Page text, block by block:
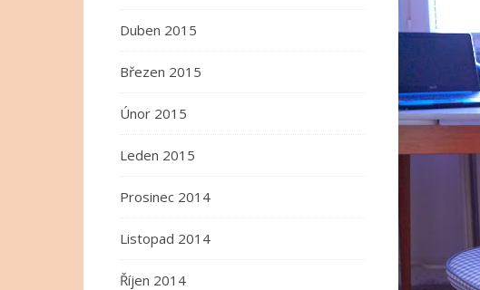
Duben 2015
Březen 2015
Únor 2015
Leden 2015
Prosinec 2014
Listopad 2014
Říjen 2014